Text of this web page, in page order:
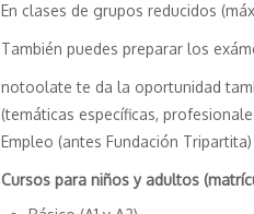
En clases de grupos reducidos
También puedes preparar los
notoolate te da la oportunidad
(temáticas específicas,
Empleo (antes Fundación Tripartita)
Cursos para niños y adultos